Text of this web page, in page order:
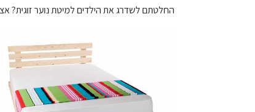
החלטתם לשדרג את הילדים למיטת נוער זוגית?